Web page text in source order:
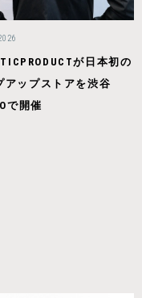
が日本初の
アップストアを渋谷
で開催